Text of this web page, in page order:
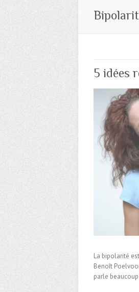
5 idées
La bipolarité
Benoît
parle